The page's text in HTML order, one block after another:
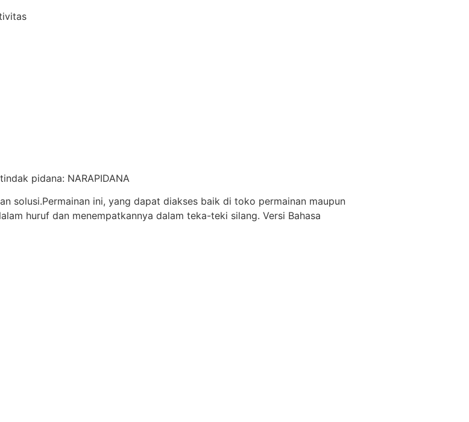
pidana: NARAPIDANA
solusi.Permainan ini, yang dapat diakses baik di toko permainan maupun
huruf dan menempatkannya dalam teka-teki silang. Versi Bahasa